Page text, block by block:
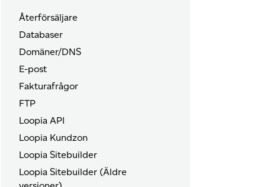
Återförsäljare
Databaser
Domäner/DNS
E-post
Fakturafrågor
FTP
Loopia API
Loopia Kundzon
Loopia Sitebuilder
Loopia Sitebuilder (Äldre